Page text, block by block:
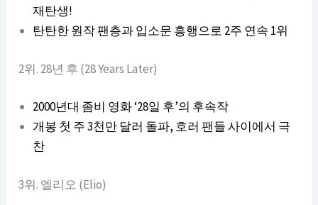
재탄생!
탄탄한 원작 팬층과 입소문 흥행으로 2주 연속 1위
2위. 28년 후 (28 Years Later)
2000년대 좀비 영화 ‘28일 후’의 후속작
개봉 첫 주 3천만 달러 돌파, 호러 팬들 사이에서 극
찬
3위. 엘리오 (Elio)